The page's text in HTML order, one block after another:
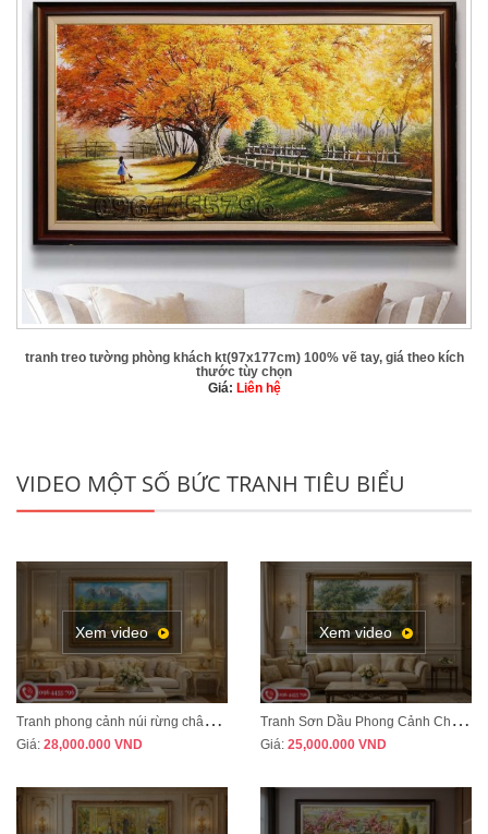
tranh treo tường phòng khách kt(97x177cm) 100% vẽ tay, giá theo kích
thước tùy chọn
Giá: Liên hệ
VIDEO MỘT SỐ BỨC TRANH TIÊU BIỂU
Xem video
T
ranh phong cảnh núi rừng châu Âu treo phòng khách tân cổ điển sang trọng MÃ CD03
Giá: 28,000.000 VND
Xem video
T
ranh Sơn Dầu Phong Cảnh Châu Âu Treo Phòng Khách – Sang Trọng, Đẳng Cấp MÃ CD04
Giá: 25,000.000 VND